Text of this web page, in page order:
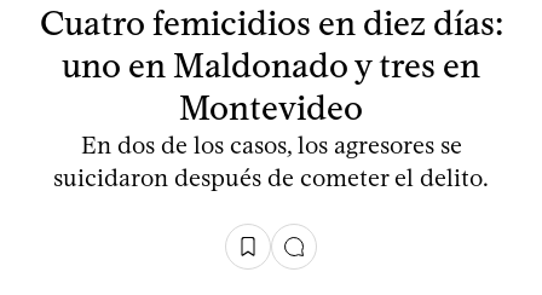
Cuatro femicidios en diez días:
uno en Maldonado y tres en
Montevideo
En dos de los casos, los agresores se
suicidaron después de cometer el delito.